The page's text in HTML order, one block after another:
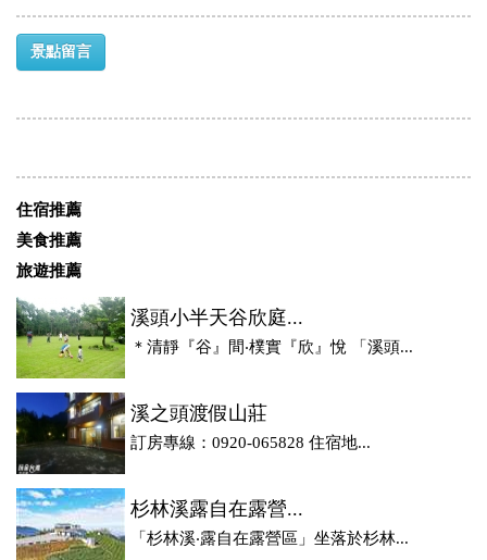
景點留言
住宿推薦
美食推薦
旅遊推薦
溪頭小半天谷欣庭...
＊清靜『谷』間‧樸實『欣』悅 「溪頭...
溪之頭渡假山莊
訂房專線：0920-065828 住宿地...
杉林溪露自在露營...
「杉林溪‧露自在露營區」坐落於杉林...